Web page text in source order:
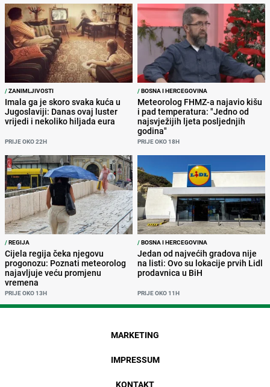
/ZANIMLJIVOSTI
Imala ga je skoro svaka kuća u
Jugoslaviji: Danas ovaj luster
vrijedi i nekoliko hiljada eura
PRIJE OKO 22H
/BOSNA I HERCEGOVINA
Meteorolog FHMZ-a najavio kišu
i pad temperatura: "Jedno od
najsvježijih ljeta posljednjih
godina"
PRIJE OKO 18H
/REGIJA
Cijela regija čeka njegovu
progonozu: Poznati meteorolog
najavljuje veću promjenu
vremena
PRIJE OKO 13H
/BOSNA I HERCEGOVINA
Jedan od najvećih gradova nije
na listi: Ovo su lokacije prvih Lidl
prodavnica u BiH
PRIJE OKO 11H
MARKETING
IMPRESSUM
KONTAKT